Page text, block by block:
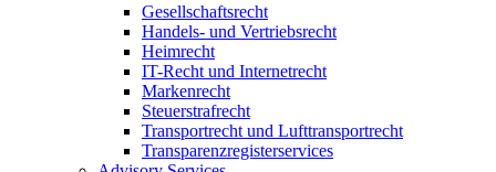
Gesellschaftsrecht
Handels- und Vertriebsrecht
Heimrecht
IT-Recht und Internetrecht
Markenrecht
Steuerstrafrecht
Transportrecht und Lufttransportrecht
Transparenzregisterservices